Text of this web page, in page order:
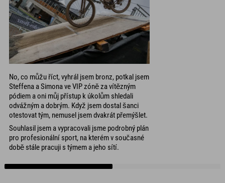
No, co můžu říct, vyhrál jsem bronz, potkal jsem
Steffena a Simona ve VIP zóně za vítězným
pódiem a oni můj přístup k úkolům shledali
odvážným a dobrým. Když jsem dostal šanci
otestovat tým, nemusel jsem dvakrát přemýšlet.
Souhlasil jsem a vypracovali jsme podrobný plán
pro profesionální sport, na kterém v současné
době stále pracuji s týmem a jeho sítí.